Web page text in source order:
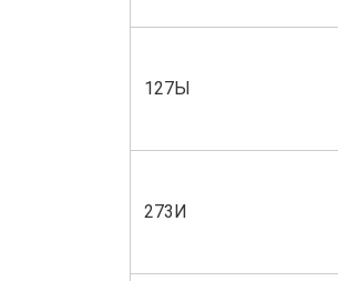
127Ы
273И